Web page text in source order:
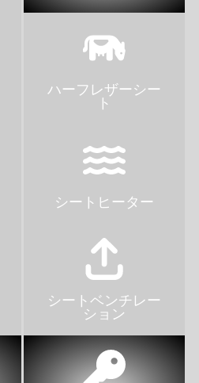
ハーフレザーシー
ト
シートヒーター
シートベンチレー
ション